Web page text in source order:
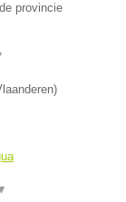
provincie
)